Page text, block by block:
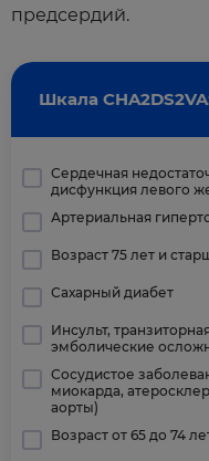
предсердий.
Шкала
Сердечная
дисфункция левого
Артериальная
Возраст 75 лет и
Сахарный диабет
Инсульт,
эмболические
Сосудистое
миокарда,
аорты)
Возраст от 65 до 74